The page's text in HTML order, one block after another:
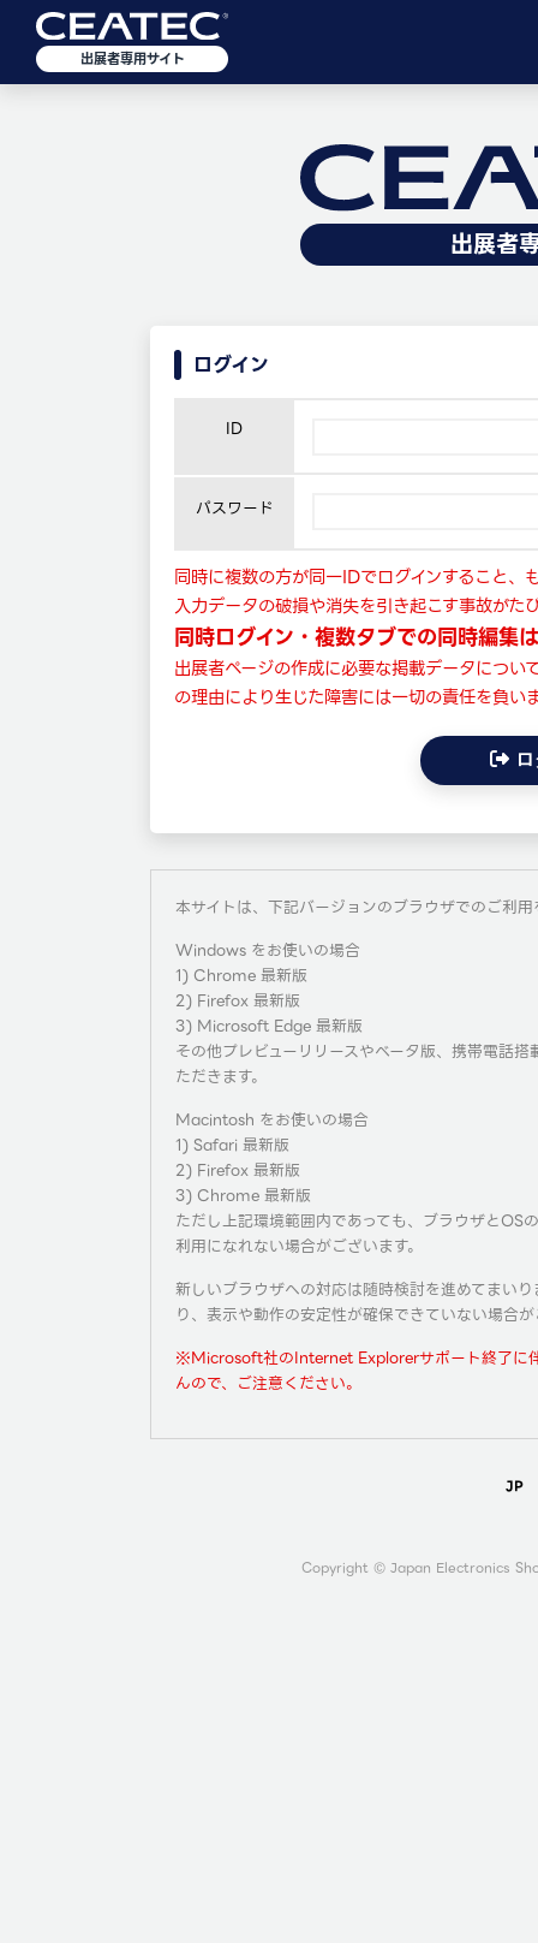
出展者専用サイト
出展者
ログイン
ID
パスワード
同時に複数の方が同一IDでログインすること
入力データの破損や消失を引き起こす事故がた
同時ログイン・複数タブでの同時編集
出展者ページの作成に必要な掲載データについ
の理由により生じた障害には一切の責任を負い
本サイトは、下記バージョンのブラウザでのご利
Windows をお使いの場合
1) Chrome 最新版
2) Firefox 最新版
3) Microsoft Edge 最新版
その他プレビューリリースやベータ版、携帯電話
ただきます。
Macintosh をお使いの場合
1) Safari 最新版
2) Firefox 最新版
3) Chrome 最新版
ただし上記環境範囲内であっても、ブラウザとOS
利用になれない場合がございます。
新しいブラウザへの対応は随時検討を進めてまい
り、表示や動作の安定性が確保できていない場合
※Microsoft社のInternet Explorerサポート終了に
んので、ご注意ください。
JP
Copyright © Japan Electronics